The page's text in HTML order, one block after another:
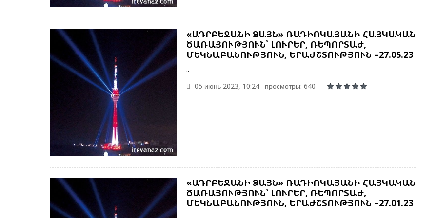
«ԱԴՐԲԵՋԱՆԻ ՁԱՅՆ» ՌԱԴԻՈԿԱՅԱՆԻ ՀԱՅԿԱԿԱՆ
ԾԱՌԱՅՈՒԹՅՈՒՆ՝ ԼՈՒՐԵՐ, ՌԵՊՈՐՏԱԺ,
ՄԵԿՆԱԲԱՆՈՒԹՅՈՒՆ, ԵՐԱԺՇՏՈՒԹՅՈՒՆ –27.05.23
..
05 июнь 2023, 10:24
просмотры: 640
«ԱԴՐԲԵՋԱՆԻ ՁԱՅՆ» ՌԱԴԻՈԿԱՅԱՆԻ ՀԱՅԿԱԿԱՆ
ԾԱՌԱՅՈՒԹՅՈՒՆ՝ ԼՈՒՐԵՐ, ՌԵՊՈՐՏԱԺ,
ՄԵԿՆԱԲԱՆՈՒԹՅՈՒՆ, ԵՐԱԺՇՏՈՒԹՅՈՒՆ –27.01.23